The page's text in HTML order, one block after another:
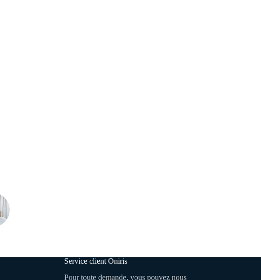
Service client Oniris
Pour toute demande, vous pouvez nous